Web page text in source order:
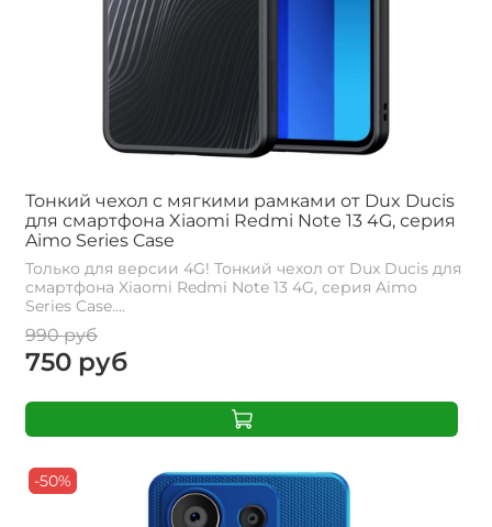
Тонкий чехол с мягкими рамками от Dux Ducis
для смартфона Xiaomi Redmi Note 13 4G, серия
Aimo Series Case
Только для версии 4G! Тонкий чехол от Dux Ducis для
смартфона Xiaomi Redmi Note 13 4G, серия Aimo
Series Case....
990 руб
750 руб
-50%